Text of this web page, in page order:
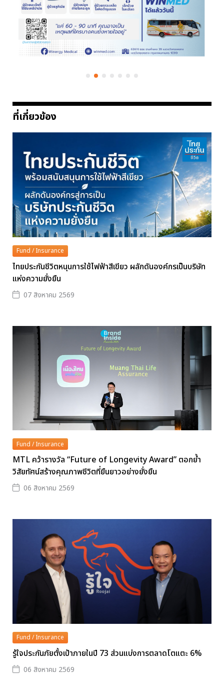
ที่เกี่ยวข้อง
Fund / Insurance
ไทยประกันชีวิตหนุนการใช้ไฟฟ้าสีเขียว ผลักดันองค์กรเป็นบริษัท
แห่งความยั่งยืน
07 สิงหาคม 2569
Fund / Insurance
MTL คว้ารางวัล “Future of Longevity Award” ตอกย้ำ
วิสัยทัศน์สร้างคุณภาพชีวิตที่ยืนยาวอย่างยั่งยืน
06 สิงหาคม 2569
Fund / Insurance
รู้ใจประกันภัยตั้งเป้าภายในปี 73 ส่วนแบ่งการตลาดโตแตะ 6%
06 สิงหาคม 2569